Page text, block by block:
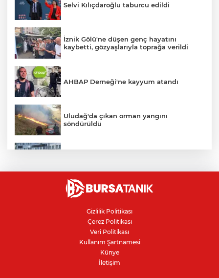
Selvi Kılıçdaroğlu taburcu edildi
İznik Gölü'ne düşen genç hayatını
kaybetti, gözyaşlarıyla toprağa verildi
AHBAP Derneği'ne kayyum atandı
Uludağ'da çıkan orman yangını
söndürüldü
Avcılar Belediye Başkanı hakkında
tahliye kararı
Bursa'da yolcu otobüsünün çarptığı
kadın ağır yaralandı
Bursaspor'da 2026-2027 sezonu forma
Gizlilik Politikası
Çerez Politikası
Veri Politikası
Kullanım Şartnamesi
Künye
İletişim